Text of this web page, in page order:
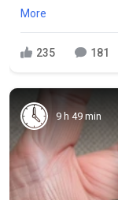
More
235 181
9 h 49 min